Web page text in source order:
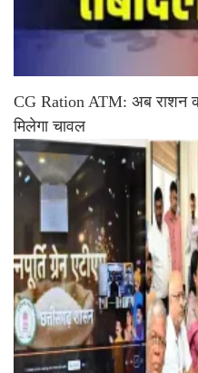
CG Ration ATM: अब राशन
मिलेगा चावल